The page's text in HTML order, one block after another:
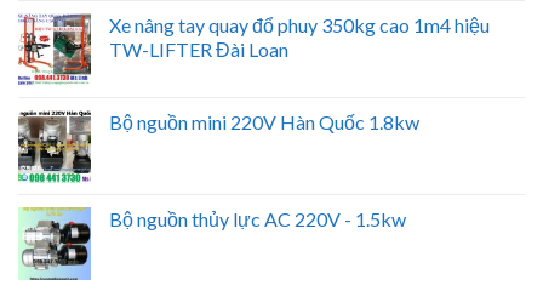
Xe nâng tay quay đổ phuy 350kg cao 1m4 hiệu
TW-LIFTER Đài Loan
Bộ nguồn mini 220V Hàn Quốc 1.8kw
Bộ nguồn thủy lực AC 220V - 1.5kw